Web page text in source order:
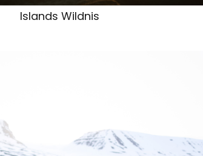
Islands Wildnis